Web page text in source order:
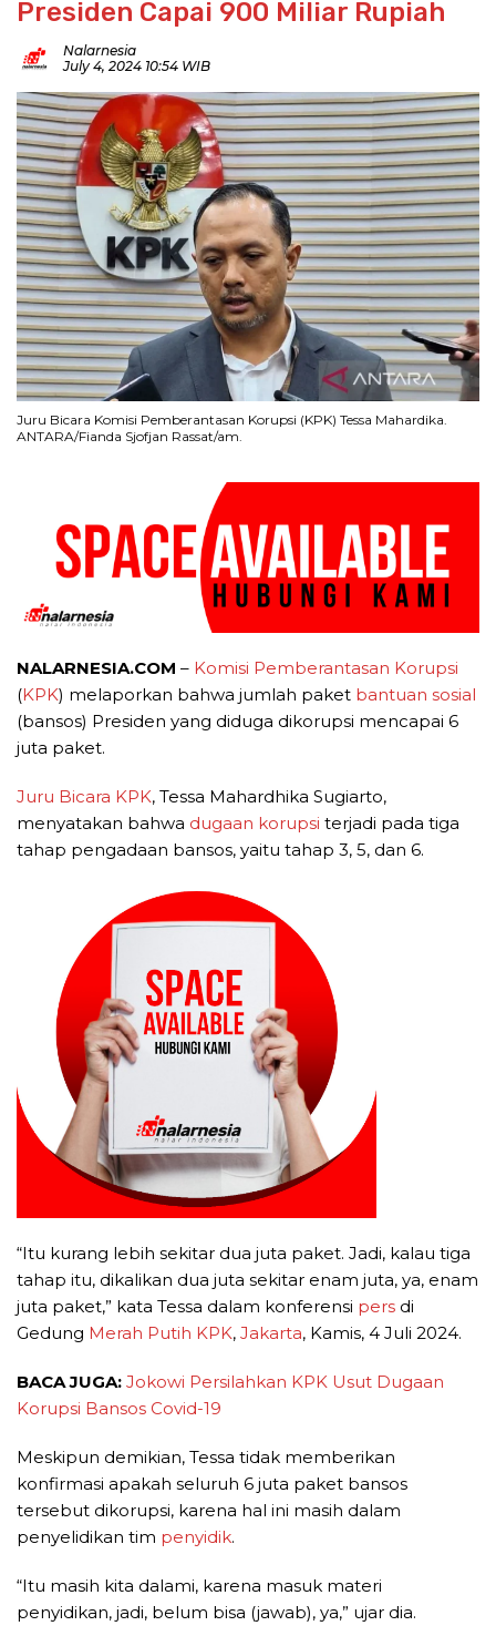
Presiden Capai 900 Miliar Rupiah
Nalarnesia
July 4, 2024 10:54 WIB
Juru Bicara Komisi Pemberantasan Korupsi (KPK) Tessa Mahardika.
ANTARA/Fianda Sjofjan Rassat/am.
NALARNESIA.COM – Komisi Pemberantasan Korupsi
(KPK) melaporkan bahwa jumlah paket bantuan sosial
(bansos) Presiden yang diduga dikorupsi mencapai 6
juta paket.
Juru Bicara KPK, Tessa Mahardhika Sugiarto,
menyatakan bahwa dugaan korupsi terjadi pada tiga
tahap pengadaan bansos, yaitu tahap 3, 5, dan 6.
“Itu kurang lebih sekitar dua juta paket. Jadi, kalau tiga
tahap itu, dikalikan dua juta sekitar enam juta, ya, enam
juta paket,” kata Tessa dalam konferensi pers di
Gedung Merah Putih KPK, Jakarta, Kamis, 4 Juli 2024.
BACA JUGA: Jokowi Persilahkan KPK Usut Dugaan
Korupsi Bansos Covid-19
Meskipun demikian, Tessa tidak memberikan
konfirmasi apakah seluruh 6 juta paket bansos
tersebut dikorupsi, karena hal ini masih dalam
penyelidikan tim penyidik.
“Itu masih kita dalami, karena masuk materi
penyidikan, jadi, belum bisa (jawab), ya,” ujar dia.